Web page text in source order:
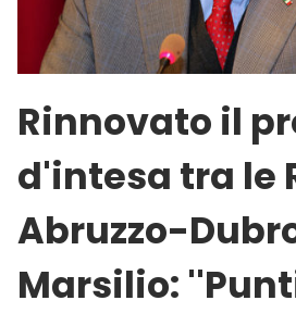
Rinnovato il
d'intesa tra le
Abruzzo-
Marsilio: